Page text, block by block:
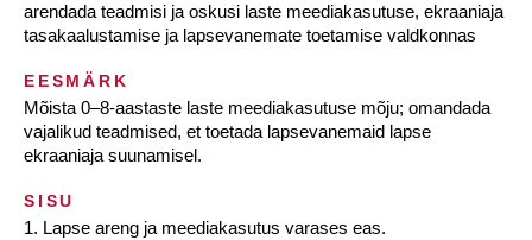
arendada teadmisi ja oskusi laste meediakasutuse, ekraaniaja
tasakaalustamise ja lapsevanemate toetamise valdkonnas
EESMÄRK
Mõista 0–8-aastaste laste meediakasutuse mõju; omandada
vajalikud teadmised, et toetada lapsevanemaid lapse
ekraaniaja suunamisel.
SISU
1. Lapse areng ja meediakasutus varases eas.